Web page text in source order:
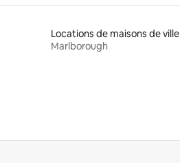
Locations de maisons de ville
Marlborough